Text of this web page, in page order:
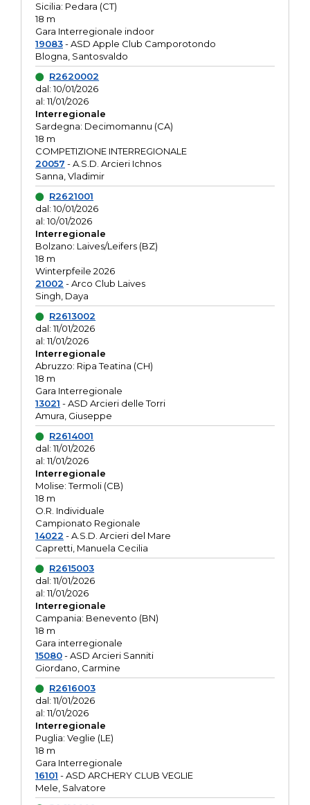
Sicilia: Pedara (CT)
18 m
Gara Interregionale indoor
19083- ASD Apple Club Camporotondo
Blogna, Santosvaldo
R2620002
dal: 10/01/2026
al: 11/01/2026
Interregionale
Sardegna: Decimomannu (CA)
18 m
COMPETIZIONE INTERREGIONALE
20057 - A.S.D. Arcieri Ichnos
Sanna, Vladimir
R2621001
dal: 10/01/2026
al: 10/01/2026
Interregionale
Bolzano: Laives/Leifers (BZ)
18 m
Winterpfeile 2026
21002 - Arco Club Laives
Singh, Daya
R2613002
dal: 11/01/2026
al: 11/01/2026
Interregionale
Abruzzo: Ripa Teatina (CH)
18 m
Gara Interregionale
13021 - ASD Arcieri delle Torri
Amura, Giuseppe
R2614001
dal: 11/01/2026
al: 11/01/2026
Interregionale
Molise: Termoli (CB)
18 m
O.R. Individuale
Campionato Regionale
14022 - A.S.D. Arcieri del Mare
Capretti, Manuela Cecilia
R2615003
dal: 11/01/2026
al: 11/01/2026
Interregionale
Campania: Benevento (BN)
18 m
Gara interregionale
15080- ASD Arcieri Sanniti
Giordano, Carmine
R2616003
dal: 11/01/2026
al: 11/01/2026
Interregionale
Puglia: Veglie (LE)
18 m
Gara Interregionale
16101 - ASD ARCHERY CLUB VEGLIE
Mele, Salvatore